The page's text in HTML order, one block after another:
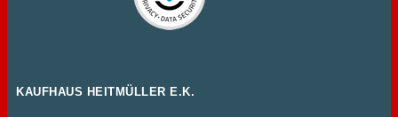
KAUFHAUS HEITMÜLLER E.K.